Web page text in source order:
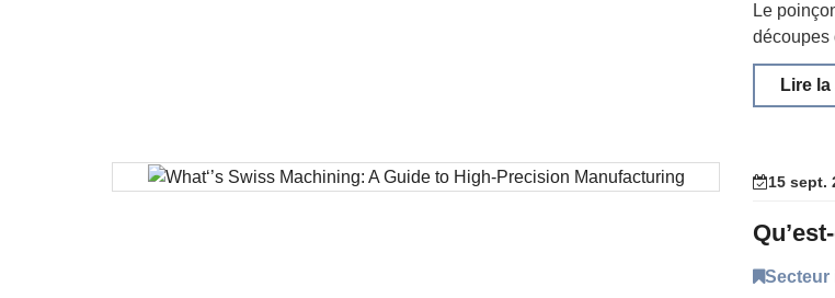
Le
découpes
Lire
15 sept.
Secteur